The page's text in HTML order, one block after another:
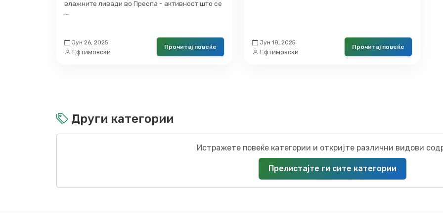
влажните ливади во Преспа - активност што се
…
Јун 26, 2025
Ефтимовски
Прочитај повеќе
Јун 18, 2025
Ефтимовски
Прочитај повеќе
Други категории
Истражете повеќе категории и откријте различни видови
Прелистајте ги сите категории